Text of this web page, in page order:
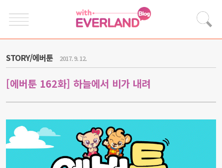
STORY/에버툰 2017. 9. 12.
[에버툰 162화] 하늘에서 비가 내려